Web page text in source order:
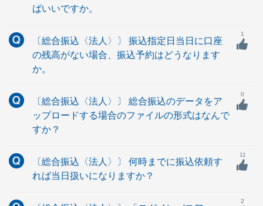
ばいいですか。
〔総合振込〈法人〉〕 振込指定日当日に口座
の残高がない場合、振込予約はどうなります
か。
1
〔総合振込〈法人〉〕 総合振込のデータをア
ップロードする場合のファイルの形式はなんで
すか？
0
〔総合振込〈法人〉〕 何時までに振込依頼す
れば当日扱いになりますか？
11
2